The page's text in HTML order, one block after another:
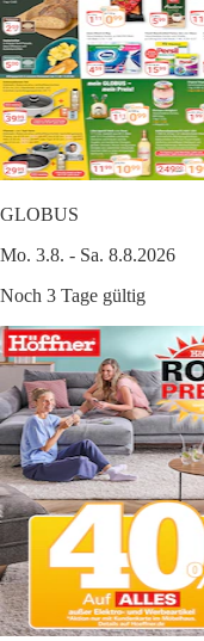
GLOBUS
Mo. 3.8. - Sa. 8.8.2026
Noch 3 Tage gültig